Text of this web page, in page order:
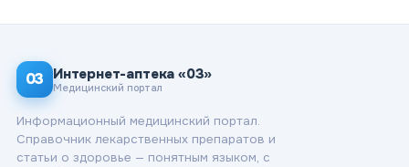
03 Интернет-аптека «03»
Медицинский портал
Информационный медицинский портал.
Справочник лекарственных препаратов и
статьи о здоровье — понятным языком, с